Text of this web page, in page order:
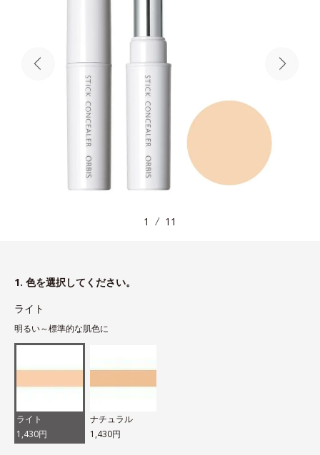
1 11
1. 色を選択してください。
ライト
明るい～標準的な肌色に
ライト
1,430円
ナチュラル
1,430円